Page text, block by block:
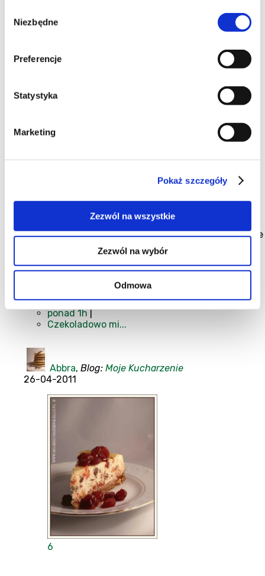
zgody
Niezbędne
Preferencje
Statystyka
Marketing
Pokaż szczegóły
Zezwól na wszystkie
Zezwól na wybór
Odmowa
andzia-35
Mocno kokosowy, niesamowicie śmietankowy i z
bardzo chrupiącą kruszonką... sernik bez sera. Nikt nie
chciał uwierzyć, że jest zrobiony tylko ze śmietany,
bez ani odrobiny twarogu...
Ciasta i torty|
Ser|
ponad 1h |
Czekoladowo mi...
Abbra, Blog: Moje Kucharzenie
26-04-2011
6